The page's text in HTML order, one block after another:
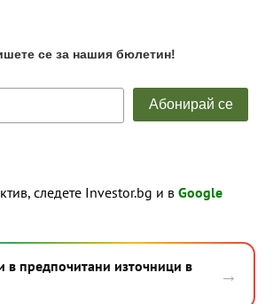
следете Investor.bg и в Google
в предпочитани източници в
→